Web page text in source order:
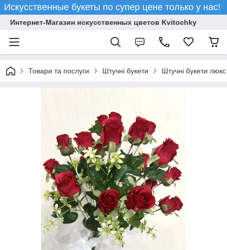
Искусственные букеты по супер цене только у нас!
Интернет-Магазин искусственных цветов Kvitochky
Товари та послуги Штучні букети Штучні букети люкс